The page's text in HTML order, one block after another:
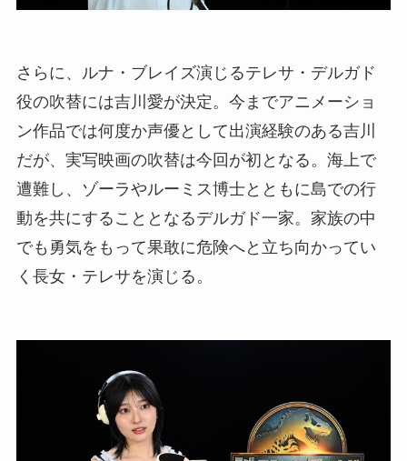
さらに、ルナ・ブレイズ演じるテレサ・デルガド
役の吹替には吉川愛が決定。今までアニメーショ
ン作品では何度か声優として出演経験のある吉川
だが、実写映画の吹替は今回が初となる。海上で
遭難し、ゾーラやルーミス博士とともに島での行
動を共にすることとなるデルガド一家。家族の中
でも勇気をもって果敢に危険へと立ち向かってい
く長女・テレサを演じる。